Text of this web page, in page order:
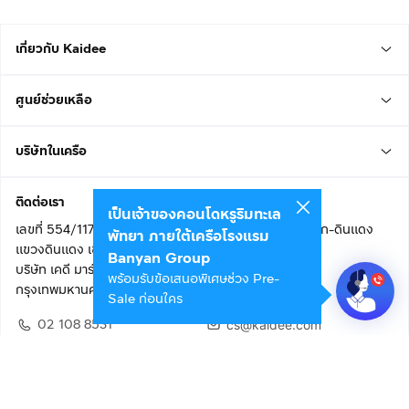
เกี่ยวกับ Kaidee
ศูนย์ช่วยเหลือ
บริษัทในเครือ
ติดต่อเรา
เลขที่ 554/117 อาคารสกายไนน์ เซ็นเตอร์ ชั้น 22 ถนนอโศก-ดินแดง
แขวงดินแดง เขตดินแดง
บริษัท เคดี มาร์เก็ตเพลส จำกัด (สำนักงานใหญ่)
กรุงเทพมหานคร 10400
02 108 8531
cs@kaidee.com
เป็นเจ้าของคอนโดหรูริมทะเล
พัทยา ภายใต้เครือโรงแรม
Banyan Group
พร้อมรับข้อเสนอพิเศษช่วง Pre-
Sale ก่อนใคร